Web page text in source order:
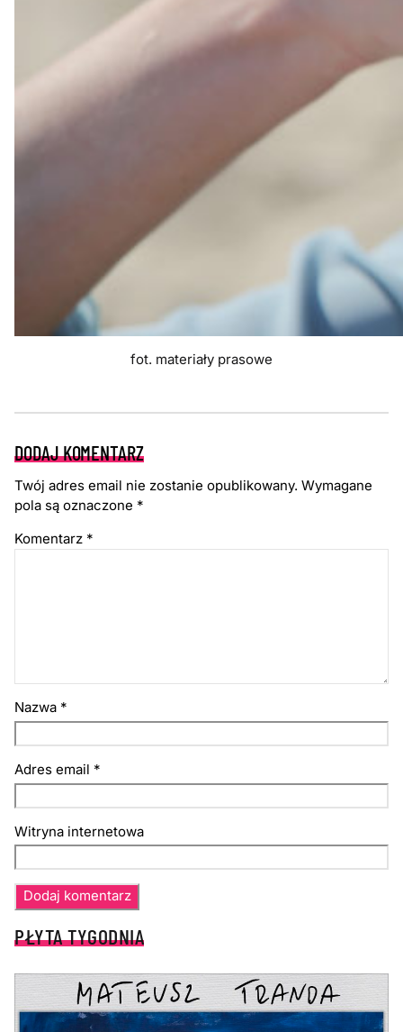
fot. materiały prasowe
DODAJ KOMENTARZ
Twój adres email nie zostanie opublikowany. Wymagane
pola są oznaczone *
Komentarz *
Nazwa *
Adres email *
Witryna internetowa
PŁYTA TYGODNIA